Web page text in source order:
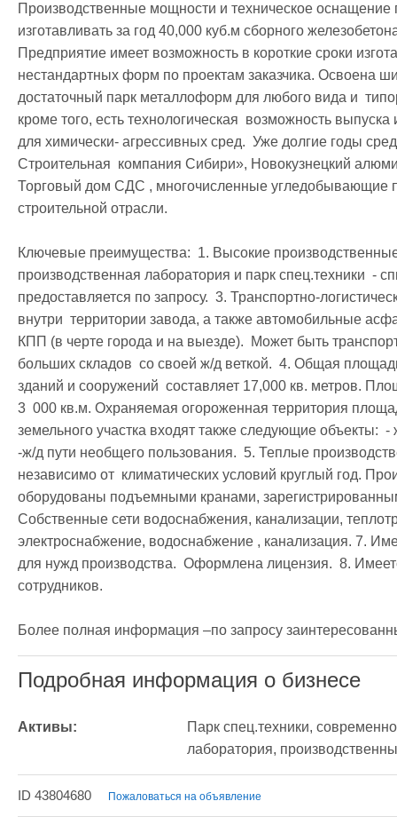
Производственные мощности и техническое оснащение
изготавливать за год 40,000 куб.м сборного
Предприятие имеет возможность в короткие сроки
нестандартных форм по проектам заказчика. Освоена
достаточный парк металлоформ для любого вида и
кроме того, есть технологическая  возможность
для химически- агрессивных сред.  Уже долгие годы
Строительная  компания Сибири», Новокузнецкий
Торговый дом СДС , многочисленные угледобывающие
строительной отрасли.
Ключевые преимущества:  1. Высокие
производственная лаборатория и парк спец.техники  -
предоставляется по запросу.  3. Транспортно-
внутри  территории завода, а также автомобильные
КПП (в черте города и на выезде).  Может быть
больших складов  со своей ж/д веткой.  4. Общая
зданий и сооружений  составляет 17,000 кв. метров.
3  000 кв.м. Охраняемая огороженная территория
земельного участка входят также следующие объекты:
-ж/д пути необщего пользования.  5. Теплые
независимо от  климатических условий круглый год.
оборудованы подъемными кранами,
Собственные сети водоснабжения, канализации,
электроснабжение, водоснабжение , канализация. 7.
для нужд производства.  Оформлена лицензия.  8.
сотрудников.
Более полная информация –по запросу
Подробная информация о бизнесе
Активы:
Парк спец.техники,
лаборатория,
ID 43804680 Пожаловаться на объявление